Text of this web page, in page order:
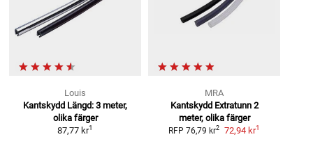
Louis
Kantskydd Längd: 3 meter,
olika färger
87,77 kr1
MRA
Kantskydd Extratunn 2
meter, olika färger
RFP 76,79 kr2 72,94 kr1